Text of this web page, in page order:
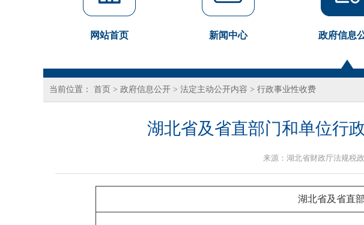
网站首页 新闻中心 政府信息
当前位置： 首页 > 政府信息公开 > 法定主动公开内容 > 行政事业性收费
湖北省及省直部门和单位行
来源： 湖北省财政厅法规税
湖北省及省直